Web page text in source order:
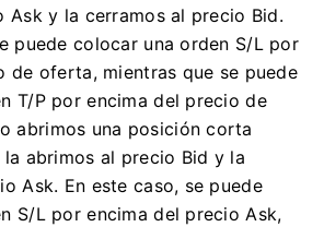
Ask y la cerramos al precio Bid.
puede colocar una orden S/L por
de oferta, mientras que se puede
T/P por encima del precio de
abrimos una posición corta
abrimos al precio Bid y la
Ask. En este caso, se puede
S/L por encima del precio Ask,